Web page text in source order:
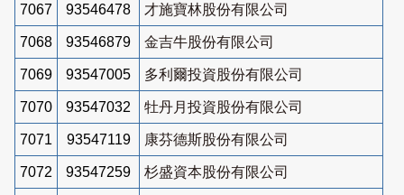
7067 93546478 才施寶林股份有限公司
7068 93546879 金吉牛股份有限公司
7069 93547005 多利爾投資股份有限公司
7070 93547032 牡丹月投資股份有限公司
7071 93547119 康芬德斯股份有限公司
7072 93547259 杉盛資本股份有限公司